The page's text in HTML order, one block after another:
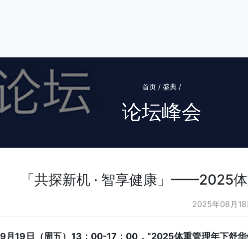
首页 / 盛典 /
论坛峰会
「共探新机 · 智享健康」——2025
2025年08月18
9月19日（周五）13：00-17：00，“2025体重管理年下舒